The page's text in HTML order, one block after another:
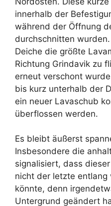
innerhalb der
während der Öffnung
durchschnitten
Deiche die größte
Richtung Grindavik zu
erneut verschont
bis kurz unterhalb der
ein neuer Lavaschub
überflossen werden.
Es bleibt äußerst
Insbesondere die
signalisiert, dass
nicht der letzte entlang
könnte, denn
Untergrund geändert